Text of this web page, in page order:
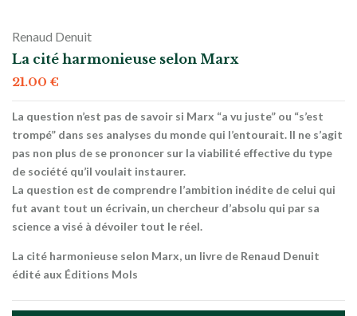
Renaud Denuit
La cité harmonieuse selon Marx
21.00 €
La question n’est pas de savoir si Marx “a vu juste” ou “s’est
trompé” dans ses analyses du monde qui l’entourait. Il ne s’agit
pas non plus de se prononcer sur la viabilité effective du type
de société qu’il voulait instaurer.
La question est de comprendre l’ambition inédite de celui qui
fut avant tout un écrivain, un chercheur d’absolu qui par sa
science a visé à dévoiler tout le réel.
La cité harmonieuse selon Marx, un livre de Renaud Denuit
édité aux Éditions Mols